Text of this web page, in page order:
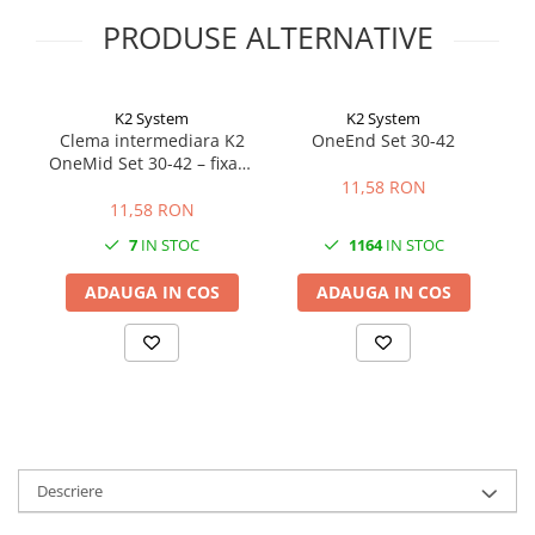
Cablu solar
Cabluri curenti slabi
Cabluri date
Cabluri Electrice
Cabluri energie joasa tensiune -
Cabluri aluminiu armat
Cabluri aluminiu coaxial
Cabluri energie joasa tensiune -
cupru
PRODUSE ALTERNATIVE
K2 System
Clema intermediara K2
OneMid Set 30-42 – fixare
aluminiu
11,58 RON
7 IN STOC
ADAUGA IN COS
K2 System
OneEnd Set 30-42
11,58 RON
1164IN STOC
ADAUGA IN COS
Descriere